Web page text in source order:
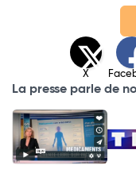
X
La presse parle de